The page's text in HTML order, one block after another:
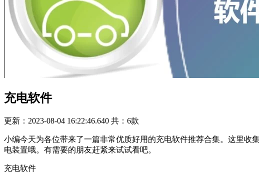
充电软件
更新：2023-08-04 16:22:46.640 共：6款
小编今天为各位带来了一篇非常优质好用的充电软件推荐合集。这里收
电装置哦。有需要的朋友赶紧来试试看吧。
充电软件